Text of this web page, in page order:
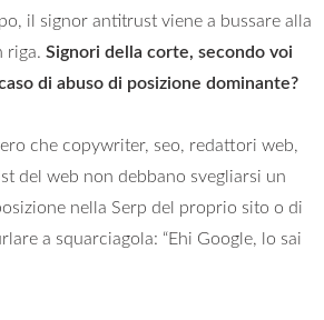
il signor antitrust viene a bussare alla
riga. Signori della corte, secondo voi
di abuso di posizione dominante?
che copywriter, seo, redattori web,
del web non debbano svegliarsi un
nella Serp del proprio sito o di
a squarciagola: “Ehi Google, lo sai